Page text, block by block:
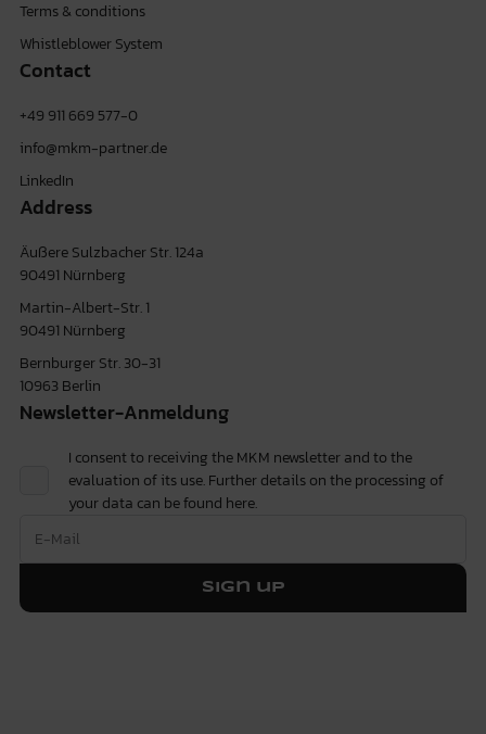
Terms & conditions
Whistleblower System
Contact
+49 911 669 577-0
info@mkm-partner.de
LinkedIn
Address
Äußere Sulzbacher Str. 124a
90491 Nürnberg
Martin-Albert-Str. 1
90491 Nürnberg
Bernburger Str. 30-31
10963 Berlin
Newsletter-Anmeldung
I consent to receiving the MKM newsletter and to the
evaluation of its use. Further details on the processing of
your data can be found here.
Sign up